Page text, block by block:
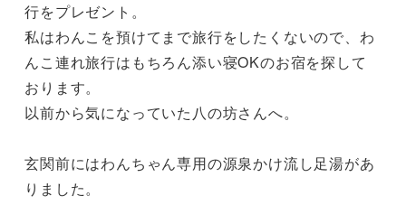
行をプレゼント。
私はわんこを預けてまで旅行をしたくないので、わ
んこ連れ旅行はもちろん添い寝OKのお宿を探して
おります。
以前から気になっていた八の坊さんへ。
玄関前にはわんちゃん専用の源泉かけ流し足湯があ
りました。